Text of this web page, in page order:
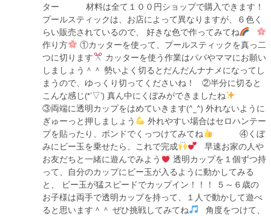
ター 材料は全て１００円ショップで購入できます！
プールスティックは、お店によって異なりますが、６色く
らい販売されているので、 好きな色で作ってみてね
作り方
①カッターを使って、プールスティックを真っ二
つに切ります
カッターを使う作業はパパやママにお願い
しましょう＾＾ 勢いよく切るとだんだんナナメになってし
まうので、ゆっくり切ってくださいね！ ②半分に切ると
こんな感じ(*'▽') 真ん中にくぼみができましたね
③両端に透明カップをはめていきます(^_^) 外れないように
ぎゅーっと押しましょう
外れやすい場合はセロハンテー
プを貼ったり、ボンドでくっつけてみてね
④くぼ
みにビー玉を乗せたら、これで完成
早速お家の人や
お友だちと一緒に遊んでみよう
透明カップを１個ずつ持
って、自分のカップにビー玉が入るように動かしてみる
と、 ビー玉が猛スピードでカップイン！！！ ５～６歳の
お子様は両手で透明カップを持って、１人で動かして遊べ
ると思います＾＾ ぜひ挑戦してみてね
角度をつけて、